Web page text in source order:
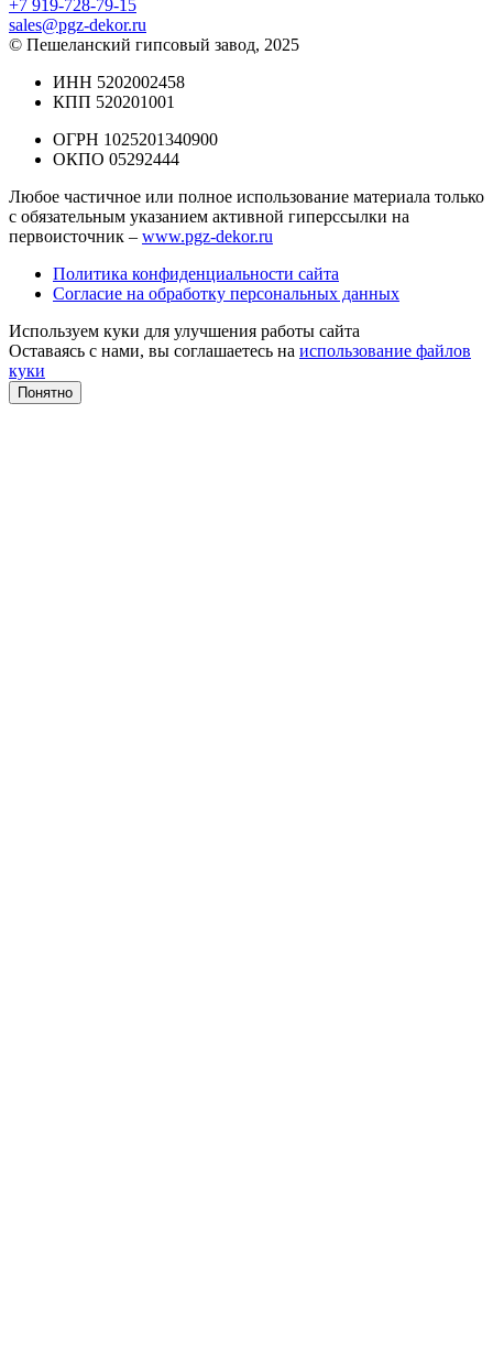
+7 919-728-79-15
sales@pgz-dekor.ru
© Пешеланский гипсовый завод, 2025
ИНН 5202002458
КПП 520201001
ОГРН 1025201340900
ОКПО 05292444
Любое частичное или полное использование материала только
с обязательным указанием активной гиперссылки на
первоисточник – www.pgz-dekor.ru
Политика конфиденциальности сайта
Согласие на обработку персональных данных
Используем куки для улучшения работы сайта
Оставаясь с нами, вы соглашаетесь на использование файлов
куки
Понятно